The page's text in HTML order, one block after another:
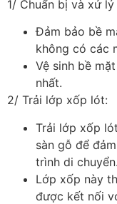
1/ Chuẩn bị và xử
Đảm bảo bề
không có các
Vệ sinh bề
nhất.
2/ Trải lớp xốp lót:
Trải lớp xốp
sàn gỗ để
trình di chuyển.
Lớp xốp này
được kết nối